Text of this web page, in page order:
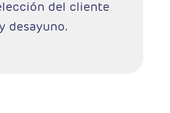
del cliente
desayuno.